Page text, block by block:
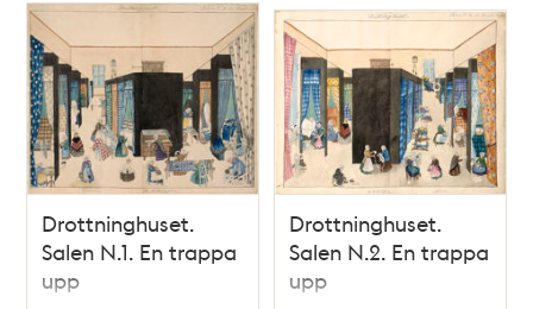
Drottninghuset.
Salen N.1. En trappa
upp
Drottninghuset.
Salen N.2. En trappa
upp